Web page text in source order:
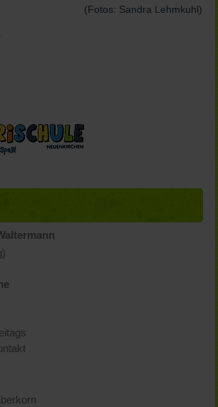
(Fotos: Sandra Lehmkuhl)